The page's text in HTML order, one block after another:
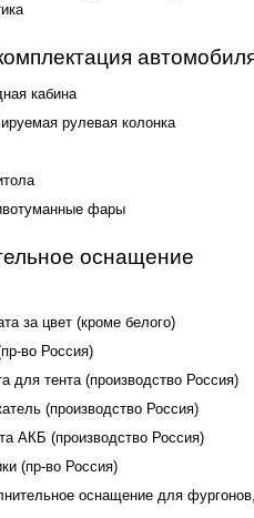
кабина
рулевая колонка
фары
оснащение
за цвет (кроме белого)
во Россия)
для тента (производство Россия)
(производство Россия)
АКБ (производство Россия)
(пр-во Россия)
оснащение для